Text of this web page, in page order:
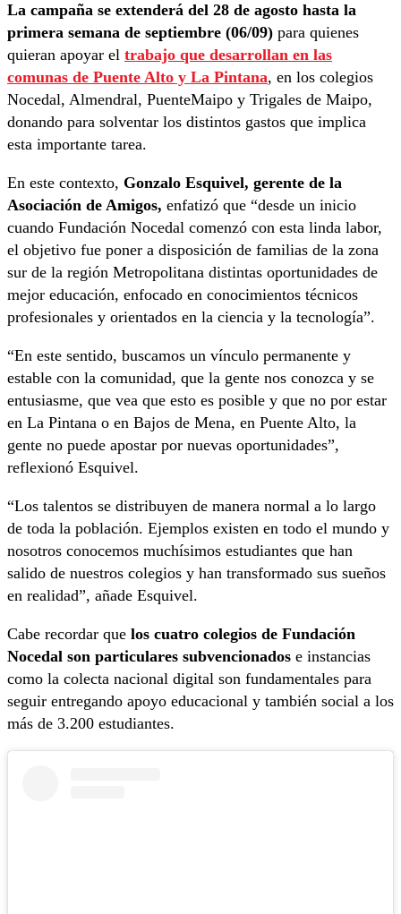
La campaña se extenderá del 28 de agosto hasta la
primera semana de septiembre (06/09) para quienes
quieran apoyar el trabajo que desarrollan en las
comunas de Puente Alto y La Pintana, en los colegios
Nocedal, Almendral, PuenteMaipo y Trigales de Maipo,
donando para solventar los distintos gastos que implica
esta importante tarea.
En este contexto, Gonzalo Esquivel, gerente de la
Asociación de Amigos, enfatizó que “desde un inicio
cuando Fundación Nocedal comenzó con esta linda labor,
el objetivo fue poner a disposición de familias de la zona
sur de la región Metropolitana distintas oportunidades de
mejor educación, enfocado en conocimientos técnicos
profesionales y orientados en la ciencia y la tecnología”.
“En este sentido, buscamos un vínculo permanente y
estable con la comunidad, que la gente nos conozca y se
entusiasme, que vea que esto es posible y que no por estar
en La Pintana o en Bajos de Mena, en Puente Alto, la
gente no puede apostar por nuevas oportunidades”,
reflexionó Esquivel.
“Los talentos se distribuyen de manera normal a lo largo
de toda la población. Ejemplos existen en todo el mundo y
nosotros conocemos muchísimos estudiantes que han
salido de nuestros colegios y han transformado sus sueños
en realidad”, añade Esquivel.
Cabe recordar que los cuatro colegios de Fundación
Nocedal son particulares subvencionados e instancias
como la colecta nacional digital son fundamentales para
seguir entregando apoyo educacional y también social a los
más de 3.200 estudiantes.